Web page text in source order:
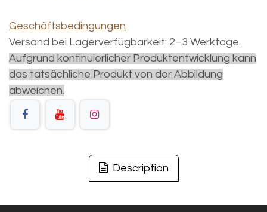
Geschäftsbedingungen
Versand bei Lagerverfügbarkeit: 2–3 Werktage.
Aufgrund kontinuierlicher Produktentwicklung kann
das tatsächliche Produkt von der Abbildung
abweichen.
Description